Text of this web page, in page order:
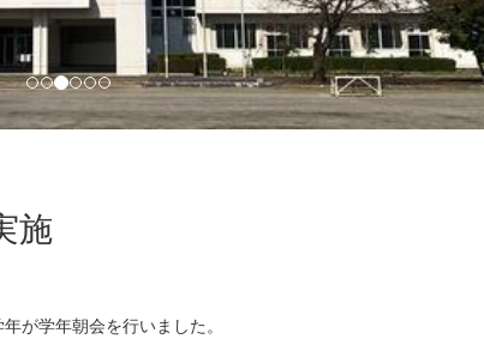
施
が学年朝会を行いました。